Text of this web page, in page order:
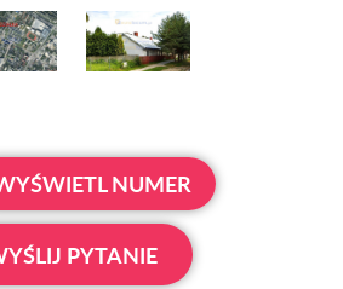
NUMER
PYTANIE